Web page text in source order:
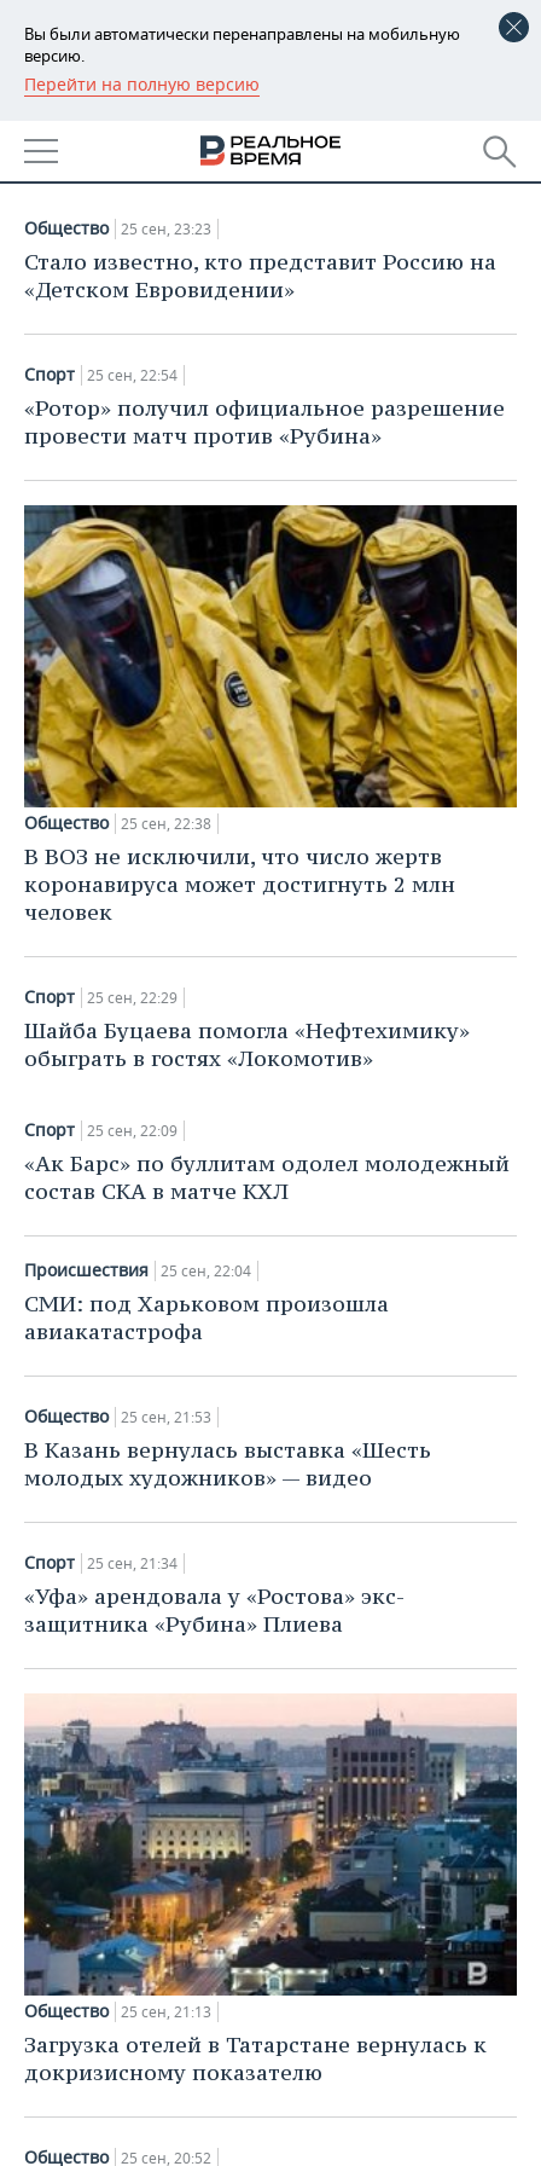
Вы были автоматически перенаправлены на мобильную
версию.
Перейти на полную версию
РЕГИОНЫ
БАШКОРТОСТАН
УДМУРТИЯ
НОВОСТИ
НОВОСТИ АНАЛИТИКИ
ДЕКЛАРАЦИИ О ДОХОДАХ
КОРОЛИ ГОСЗАКАЗА ПФО
ВУЗЫ ТАТАРСТАНА
КОМУ ПРИНАДЛЕЖАТ
ТАТАРСТАНА
ЭКОНОМИКА
НОВОСТИ ЭКОНОМИКИ
ФИНАНСЫ
БАНКИ
БЮДЖЕТ
ИНВЕСТИЦИИ
НОВОСТИ
ПРОМЫШЛЕННОСТИ
АГРОПРОМ
НЕФТЕХИМИЯ
НЕФТЬ
ОПК
ЭНЕРГЕТИКА
НЕДВИЖИМОСТЬ
НОВОСТИ НЕДВИЖИМОСТИ
АВТО
НОВОСТИ АВТО
БИЗНЕС
НОВОСТИ БИЗНЕСА
РОЗНИЧНАЯ ТОРГОВЛЯ
ТРАНСПОРТ
УСЛУГИ
ТЕХНОЛОГИИ
НОВОСТИ ТЕХНОЛОГИЙ
IT
МЕДИА
ТЕЛЕКОММУНИКАЦИИ
МЕРОПРИЯТИЯ
НОВОСТИ МЕРОПРИЯТИЙ
ВЫЕЗДНАЯ РЕДАКЦИЯ
БИЗНЕС-БРАНЧИ
ONLINE-КОНФЕРЕНЦИИ
ОТКРЫТАЯ ЛЕКЦИЯ
СПОРТ
НОВОСТИ СПОРТА
ФУТБОЛ
ХОККЕЙ
БАСКЕТБОЛ
ВОЛЕЙБОЛ
ФИГУРНОЕ КАТАНИЕ
ХОККЕЙ С МЯЧОМ
ОБЩЕСТВО
НОВОСТИ ОБЩЕСТВА
ВЛАСТЬ
ИНФРАСТРУКТУРА
ИСТОРИЯ
МЕДИЦИНА
ПРОИСШЕСТВИЯ
ФОТОГАЛЕРЕЯ
СЮЖЕТЫ
СПРАВОЧНИК
СПИСОК ПЕРСОН
ПОЛНАЯ ВЕРСИЯ
25.09.2020
Общество 25 сен, 23:23
Стало известно, кто представит Россию на
«Детском Евровидении»
Спорт 25 сен, 22:54
«Ротор» получил официальное разрешение
провести матч против «Рубина»
Общество 25 сен, 22:38
В ВОЗ не исключили, что число жертв
коронавируса может достигнуть 2 млн
человек
Спорт 25 сен, 22:29
Шайба Буцаева помогла «Нефтехимику»
обыграть в гостях «Локомотив»
Спорт 25 сен, 22:09
«Ак Барс» по буллитам одолел молодежный
состав СКА в матче КХЛ
Происшествия 25 сен, 22:04
СМИ: под Харьковом произошла
авиакатастрофа
Общество 25 сен, 21:53
В Казань вернулась выставка «Шесть
молодых художников» — видео
Спорт 25 сен, 21:34
«Уфа» арендовала у «Ростова» экс-
защитника «Рубина» Плиева
Общество 25 сен, 21:13
Загрузка отелей в Татарстане вернулась к
докризисному показателю
Общество 25 сен, 20:52